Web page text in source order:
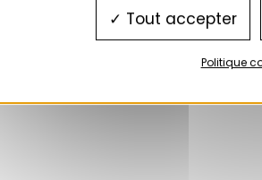
Tout accepter
Politique